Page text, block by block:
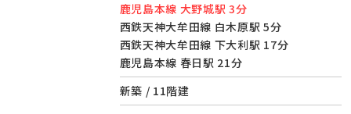
鹿児島本線 大野城駅 3分
西鉄天神大牟田線 白木原駅 5分
西鉄天神大牟田線 下大利駅 17分
鹿児島本線 春日駅 21分
新築 / 11階建